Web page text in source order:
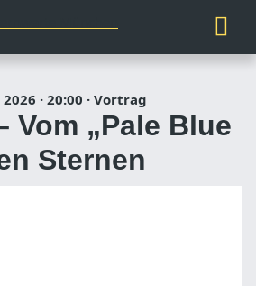
· 20:00 · Vortrag
Vom „Pale Blue
Sternen